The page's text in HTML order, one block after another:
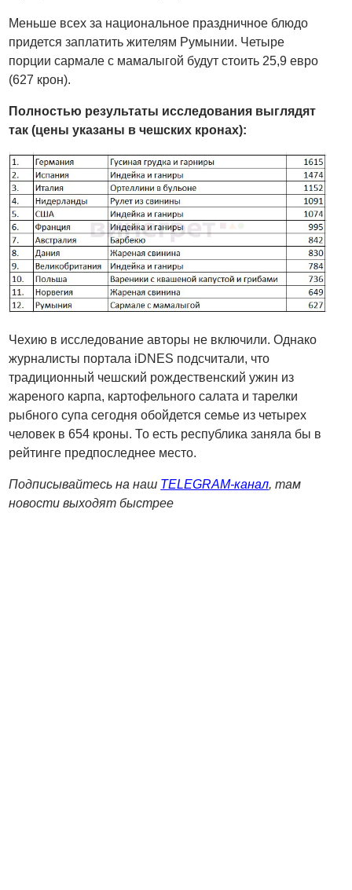
Меньше всех за национальное праздничное блюдо
придется заплатить жителям Румынии. Четыре
порции сармале с мамалыгой будут стоить 25,9 евро
(627 крон).
Полностью результаты исследования выглядят
так (цены указаны в чешских кронах):
Чехию в исследование авторы не включили. Однако
журналисты портала iDNES подсчитали, что
традиционный чешский рождественский ужин из
жареного карпа, картофельного салата и тарелки
рыбного супа сегодня обойдется семье из четырех
человек в 654 кроны. То есть республика заняла бы в
рейтинге предпоследнее место.
Подписывайтесь на наш TELEGRAM-канал, там
новости выходят быстрее